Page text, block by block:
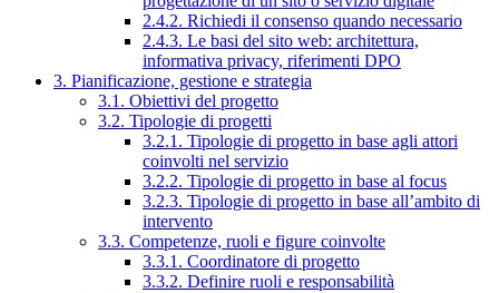
2.4.2. Richiedi il consenso quando necessario
2.4.3. Le basi del sito web: architettura,
informativa privacy, riferimenti DPO
3. Pianificazione, gestione e strategia
3.1. Obiettivi del progetto
3.2. Tipologie di progetti
3.2.1. Tipologie di progetto in base agli attori
coinvolti nel servizio
3.2.2. Tipologie di progetto in base al focus
3.2.3. Tipologie di progetto in base all’ambito di
intervento
3.3. Competenze, ruoli e figure coinvolte
3.3.1. Coordinatore di progetto
3.3.2. Definire ruoli e responsabilità